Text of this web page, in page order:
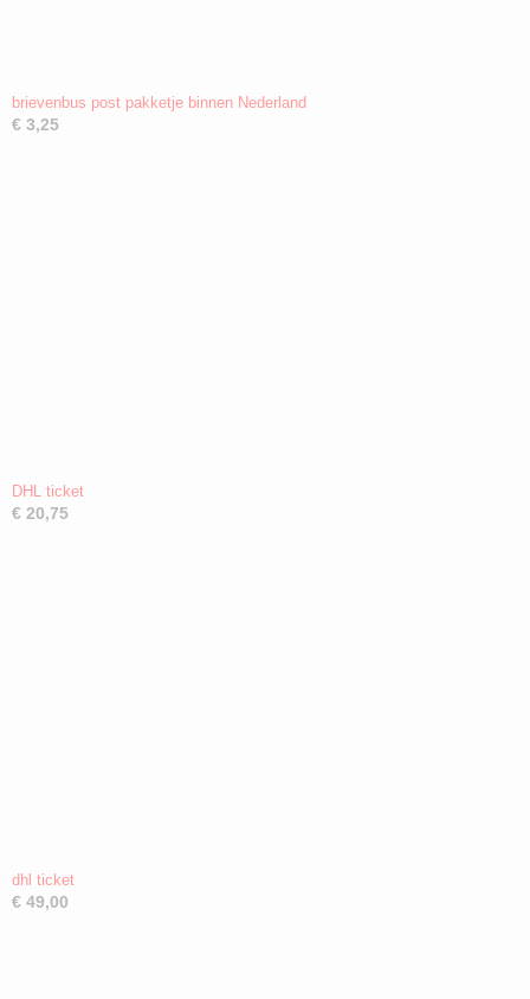
brievenbus post pakketje binnen Nederland
€ 3,25
DHL ticket
€ 20,75
dhl ticket
€ 49,00